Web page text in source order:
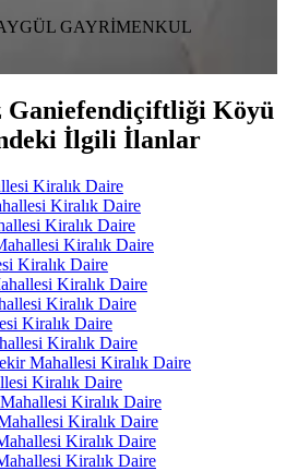
GAYRİMENKUL
Ganiefendiçiftliği Köyü
İlgili İlanlar
Kiralık Daire
Kiralık Daire
Kiralık Daire
Kiralık Daire
Kiralık Daire
Kiralık Daire
Kiralık Daire
Kiralık Daire
Kiralık Daire
Mahallesi Kiralık Daire
Kiralık Daire
Kiralık Daire
Kiralık Daire
Kiralık Daire
Kiralık Daire